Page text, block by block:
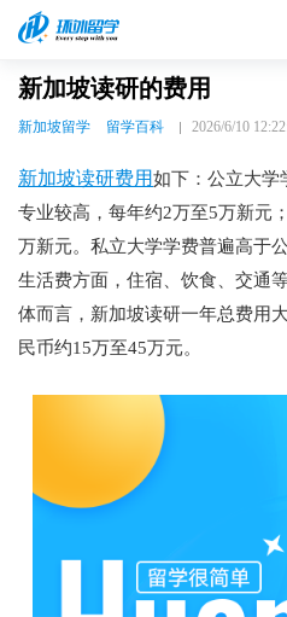
新加坡读研的费用
新加坡留学 留学百科 2026/6/10
新加坡读研费用如下：公立大学
专业较高，每年约2万至5万新元
万新元。私立大学学费普遍高于
生活费方面，住宿、饮食、交通
体而言，新加坡读研一年总费用
民币约15万至45万元。